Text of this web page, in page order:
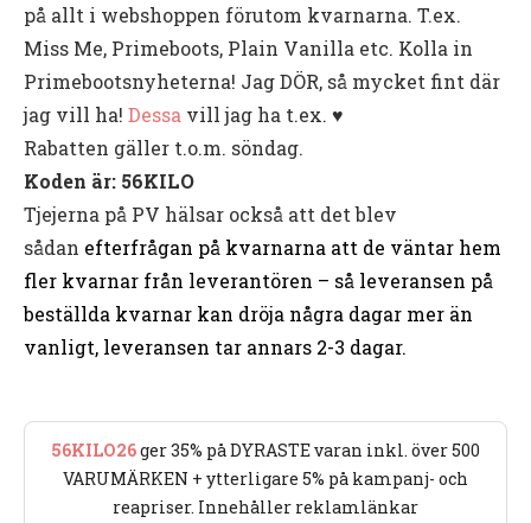
på allt i webshoppen förutom kvarnarna. T.ex.
Miss Me, Primeboots, Plain Vanilla etc. Kolla in
Primebootsnyheterna! Jag DÖR, så mycket fint där
jag vill ha! Dessa vill jag ha t.ex. ♥︎
Rabatten gäller t.o.m. söndag.
Koden är: 56KILO
Tjejerna på PV hälsar också att det blev
sådan efterfrågan på kvarnarna att de väntar hem
fler kvarnar från leverantören – så leveransen på
beställda kvarnar kan dröja några dagar mer än
vanligt, leveransen tar annars 2-3 dagar.
56KILO26ger 35% på DYRASTE varan inkl. över 500
VARUMÄRKEN + ytterligare 5% på kampanj- och
reapriser. Innehåller reklamlänkar